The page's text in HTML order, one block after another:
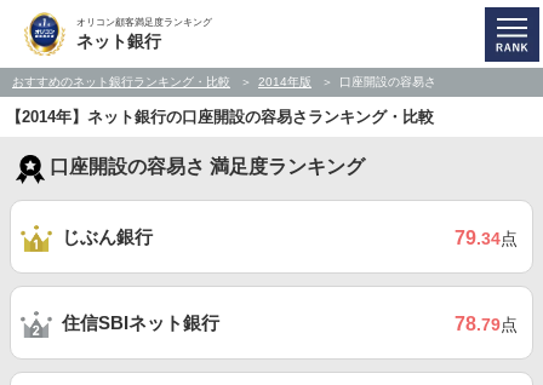
オリコン顧客満足度ランキング
ネット銀行
おすすめのネット銀行ランキング・比較 2014年版 口座開設の容易さ
【2014年】ネット銀行の口座開設の容易さランキング・比較
口座開設の容易さ 満足度ランキング
じぶん銀行 79.34点
住信SBIネット銀行 78.79点